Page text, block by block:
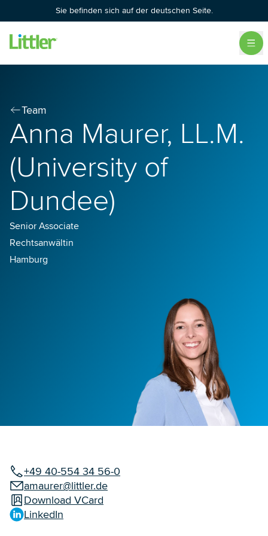
Sie befinden sich auf der deutschen Seite.
Team
Anna Maurer, LL.M.
(University of
Dundee)
Senior Associate
Rechtsanwältin
Hamburg
+49 40-554 34 56-0
amaurer@littler.de
Download VCard
LinkedIn